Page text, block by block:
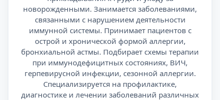
новорожденными. Занимается заболеваниями,
связанными с нарушением деятельности
иммунной системы. Принимает пациентов с
острой и хронической формой аллергии,
бронхиальной астмы. Подбирает схемы терапии
при иммунодефицитных состояниях, ВИЧ,
герпевирусной инфекции, сезонной аллергии.
Специализируется на профилактике,
диагностике и лечении заболеваний различных